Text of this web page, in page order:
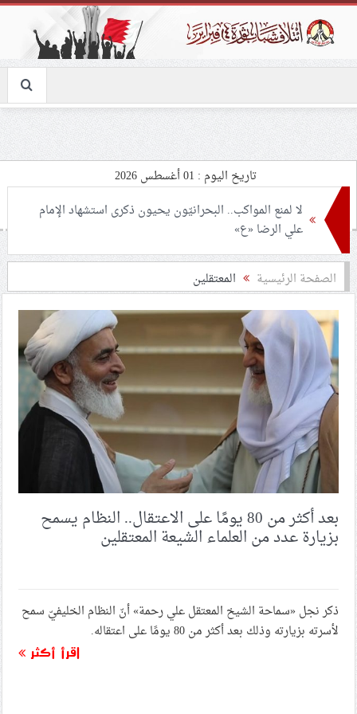
تاريخ اليوم : 01 أغسطس 2026
لا لمنع المواكب.. البحرانيّون يحيون ذكرى استشهاد الإمام
علي الرضا «ع»
البحرين» يفضح تناقضات الطاغية حمد
إيران تواصل هجماتها على المنشآت الأمريكيّة في البحرين
منع صلاة الجمعة للشيعة في البحرين للأسبوع الخامس
والتسعين على التوالي
التحليل السياسيّ (13) الطاغية الغارق في الخليج: مأزق
الخيارات المركّبة.. هل يفلح آل خليفة في الوصول إلى طوق
النجاة من الأمواج المتلاطمة؟
أحكام جائرة تصل إلى المؤبّد على 16 شيعيًّا بتهم «إرهاب»
المجلس السياسيّ في ائتلاف 14 فبراير يدين العدوان
الأمريكيّ- السعوديّ على العراق
الصفحة الرئيسية المعتقلين
بعد أكثر من 80 يومًا على الاعتقال.. النظام يسمح
بزيارة عدد من العلماء الشيعة المعتقلين
ذكر نجل «سماحة الشيخ المعتقل علي رحمة» أنّ النظام الخليفيّ سمح
لأسرته بزيارته وذلك بعد أكثر من 80 يومًا على اعتقاله.
اقرأ أكثر